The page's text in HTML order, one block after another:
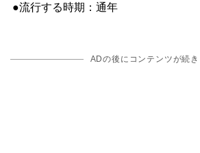
●流行する時期：通年
ADの後にコンテンツが続き